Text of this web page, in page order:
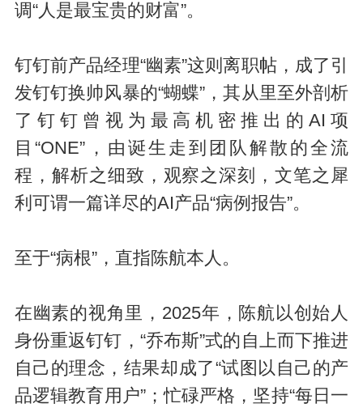
调“人是最宝贵的财富”。
钉钉前产品经理“幽素”这则离职帖，成了引
发钉钉换帅风暴的“蝴蝶”，其从里至外剖析
了钉钉曾视为最高机密推出的AI项
目“ONE”，由诞生走到团队解散的全流
程，解析之细致，观察之深刻，文笔之犀
利可谓一篇详尽的AI产品“病例报告”。
至于“病根”，直指陈航本人。
在幽素的视角里，2025年，陈航以创始人
身份重返钉钉，“乔布斯”式的自上而下推进
自己的理念，结果却成了“试图以自己的产
品逻辑教育用户”；忙碌严格，坚持“每日一